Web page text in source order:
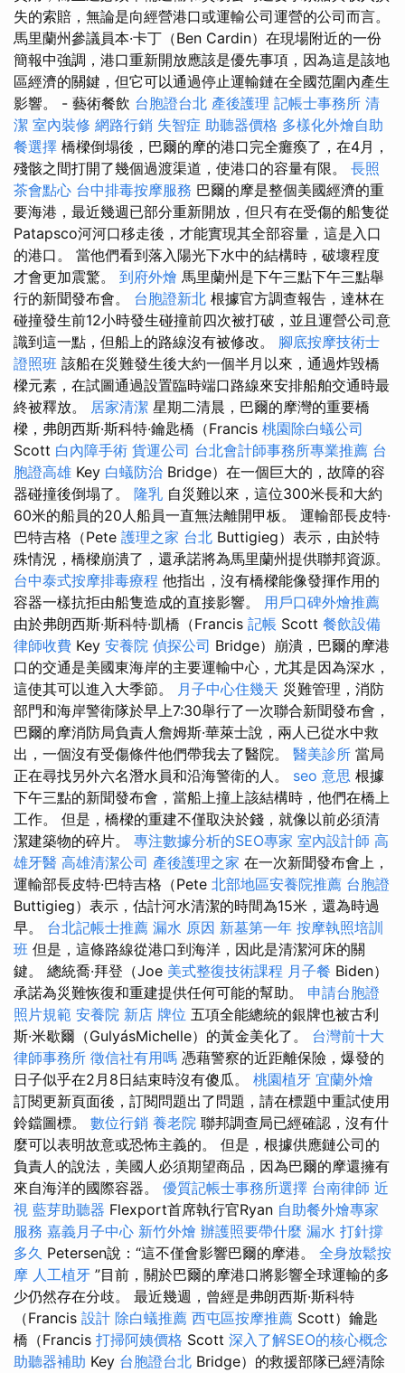
失的索賠，無論是向經營港口或運輸公司運營的公司而言。
馬里蘭州參議員本·卡丁（Ben Cardin）在現場附近的一份
簡報中強調，港口重新開放應該是優先事項，因為這是該地
區經濟的關鍵，但它可以通過停止運輸鏈在全國范圍內產生
影響。 - 藝術餐飲 台胞證台北 產後護理 記帳士事務所 清
潔 室內裝修 網路行銷 失智症 助聽器價格 多樣化外燴自助
餐選擇 橋樑倒塌後，巴爾的摩的港口完全癱瘓了，在4月，
殘骸之間打開了幾個過渡渠道，使港口的容量有限。 長照
茶會點心 台中排毒按摩服務 巴爾的摩是整個美國經濟的重
要海港，最近幾週已部分重新開放，但只有在受傷的船隻從
Patapsco河河口移走後，才能實現其全部容量，這是入口
的港口。 當他們看到落入陽光下水中的結構時，破壞程度
才會更加震驚。 到府外燴 馬里蘭州是下午三點下午三點舉
行的新聞發布會。 台胞證新北 根據官方調查報告，達林在
碰撞發生前12小時發生碰撞前四次被打破，並且運營公司意
識到這一點，但船上的路線沒有被修改。 腳底按摩技術士
證照班 該船在災難發生後大約一個半月以來，通過炸毀橋
樑元素，在試圖通過設置臨時端口路線來安排船舶交通時最
終被釋放。 居家清潔 星期二清晨，巴爾的摩灣的重要橋
樑，弗朗西斯·斯科特·鑰匙橋（Francis 桃園除白蟻公司
Scott 白內障手術 貨運公司 台北會計師事務所專業推薦 台
胞證高雄 Key 白蟻防治 Bridge）在一個巨大的，故障的容
器碰撞後倒塌了。 隆乳 自災難以來，這位300米長和大約
60米的船員的20人船員一直無法離開甲板。 運輸部長皮特·
巴特吉格（Pete 護理之家 台北 Buttigieg）表示，由於特
殊情況，橋樑崩潰了，還承諾將為馬里蘭州提供聯邦資源。
台中泰式按摩排毒療程 他指出，沒有橋樑能像發揮作用的
容器一樣抗拒由船隻造成的直接影響。 用戶口碑外燴推薦
由於弗朗西斯·斯科特·凱橋（Francis 記帳 Scott 餐飲設備
律師收費 Key 安養院 偵探公司 Bridge）崩潰，巴爾的摩港
口的交通是美國東海岸的主要運輸中心，尤其是因為深水，
這使其可以進入大季節。 月子中心住幾天 災難管理，消防
部門和海岸警衛隊於早上7:30舉行了一次聯合新聞發布會，
巴爾的摩消防局負責人詹姆斯·華萊士說，兩人已從水中救
出，一個沒有受傷條件他們帶我去了醫院。 醫美診所 當局
正在尋找另外六名潛水員和沿海警衛的人。 seo 意思 根據
下午三點的新聞發布會，當船上撞上該結構時，他們在橋上
工作。 但是，橋樑的重建不僅取決於錢，就像以前必須清
潔建築物的碎片。 專注數據分析的SEO專家 室內設計師 高
雄牙醫 高雄清潔公司 產後護理之家 在一次新聞發布會上，
運輸部長皮特·巴特吉格（Pete 北部地區安養院推薦 台胞證
Buttigieg）表示，估計河水清潔的時間為15米，還為時過
早。 台北記帳士推薦 漏水 原因 新墓第一年 按摩執照培訓
班 但是，這條路線從港口到海洋，因此是清潔河床的關
鍵。 總統喬·拜登（Joe 美式整復技術課程 月子餐 Biden）
承諾為災難恢復和重建提供任何可能的幫助。 申請台胞證
照片規範 安養院 新店 牌位 五項全能總統的銀牌也被古利
斯·米歇爾（GulyásMichelle）的黃金美化了。 台灣前十大
律師事務所 徵信社有用嗎 憑藉警察的近距離保險，爆發的
日子似乎在2月8日結束時沒有傻瓜。 桃園植牙 宜蘭外燴
訂閱更新頁面後，訂閱問題出了問題，請在標題中重試使用
鈴鐺圖標。 數位行銷 養老院 聯邦調查局已經確認，沒有什
麼可以表明故意或恐怖主義的。 但是，根據供應鏈公司的
負責人的說法，美國人必須期望商品，因為巴爾的摩還擁有
來自海洋的國際容器。 優質記帳士事務所選擇 台南律師 近
視 藍芽助聽器 Flexport首席執行官Ryan 自助餐外燴專家
服務 嘉義月子中心 新竹外燴 辦護照要帶什麼 漏水 打針撐
多久 Petersen說：“這不僅會影響巴爾的摩港。 全身放鬆按
摩 人工植牙 ”目前，關於巴爾的摩港口將影響全球運輸的多
少仍然存在分歧。 最近幾週，曾經是弗朗西斯·斯科特
（Francis 設計 除白蟻推薦 西屯區按摩推薦 Scott）鑰匙
橋（Francis 打掃阿姨價格 Scott 深入了解SEO的核心概念
助聽器補助 Key 台胞證台北 Bridge）的救援部隊已經清除